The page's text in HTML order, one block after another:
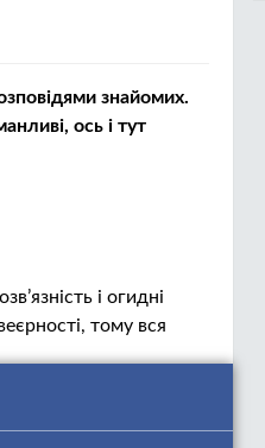
знайомих.
ось і тут
і огидні
тому вся
помилки: величезна
мешканців моря, яких